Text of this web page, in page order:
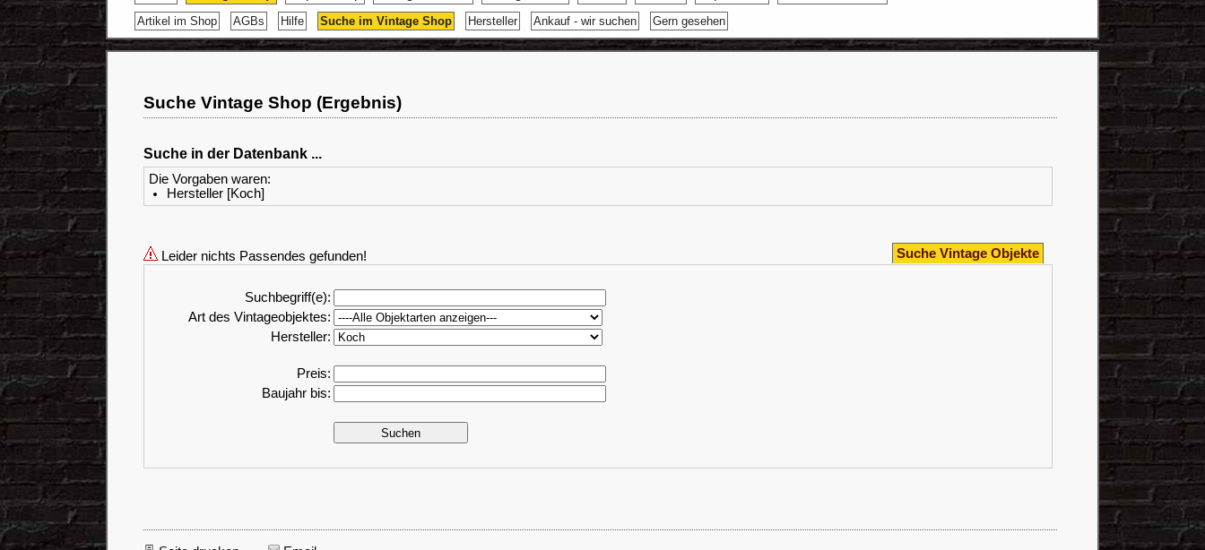
Artikel im Shop AGBs Hilfe Suche im Vintage Shop Hersteller Ankauf - wir suchen Gern gesehen
Suche Vintage Shop (Ergebnis)
Suche in der Datenbank ...
Die Vorgaben waren:
Hersteller [Koch]
Leider nichts Passendes gefunden! Suche Vintage Objekte
Suchbegriff(e):
Art des Vintageobjektes:
Hersteller:
Preis:
Baujahr bis: